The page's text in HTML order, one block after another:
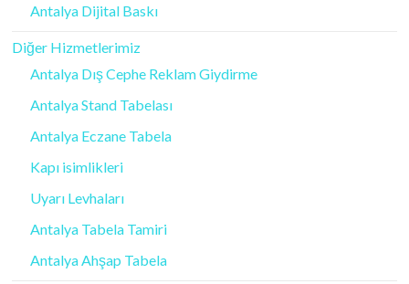
Antalya Dijital Baskı
Diğer Hizmetlerimiz
Antalya Dış Cephe Reklam Giydirme
Antalya Stand Tabelası
Antalya Eczane Tabela
Kapı isimlikleri
Uyarı Levhaları
Antalya Tabela Tamiri
Antalya Ahşap Tabela